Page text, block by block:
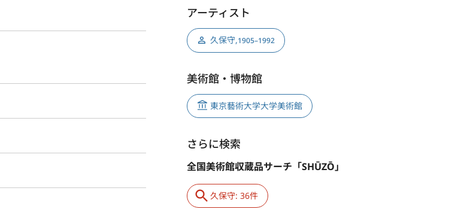
アーティスト
久保守,1905–1992
美術館・博物館
東京藝術大学大学美術館
さらに検索
全国美術館収蔵品サーチ「SHŪZŌ」
久保守: 36件